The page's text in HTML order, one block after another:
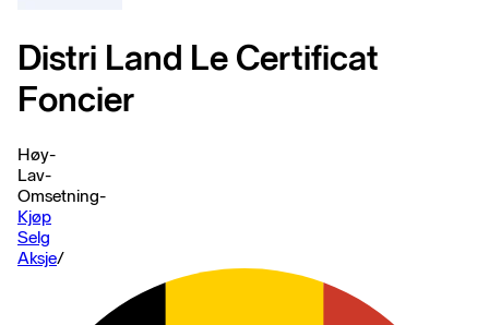
Distri Land Le Certificat
Foncier
Høy-
Lav-
Omsetning-
Kjøp
Selg
Aksje/